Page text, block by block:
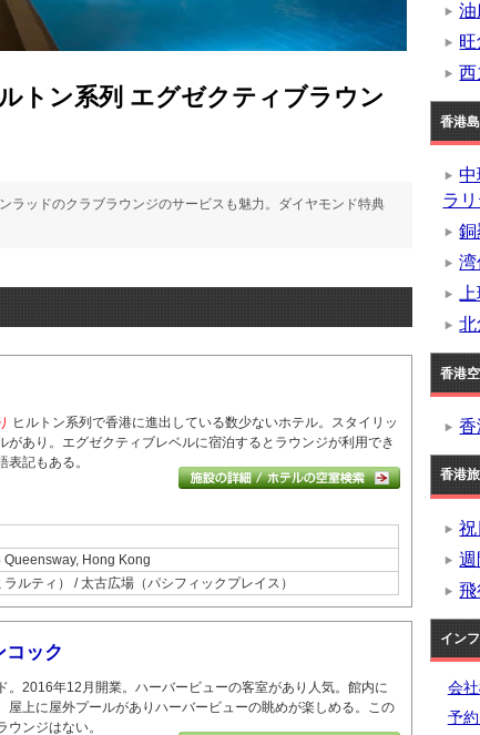
トン系列 エグゼクティブラウン
ラッドのクラブラウンジのサービスも魅力。ダイヤモンド特典
ヒルトン系列で香港に進出している数少ないホテル。
スタイリッ
があり。 エグゼクティブレベルに宿泊するとラウンジが利用でき
表記もある。
Hong Kong
ルティ） / 太古広場（パシフィックプレイス）
コック
。2016年12月開業。ハーバービューの客室があり人気。館内に
屋上に屋外プールがありハーバービューの眺めが楽しめる。 この
ウンジはない。
油
旺
香港
中
ラリ
銅
湾
北
香港
香港
祝
週
飛
イン
会
予